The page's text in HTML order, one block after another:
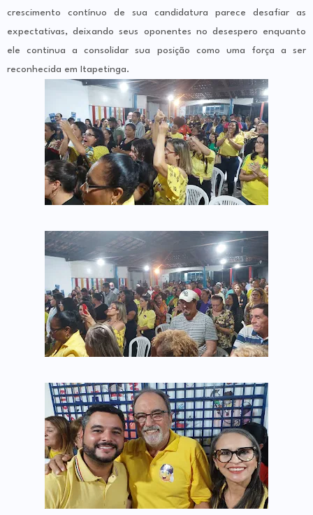
crescimento contínuo de sua candidatura parece desafiar as
expectativas, deixando seus oponentes no desespero enquanto
ele continua a consolidar sua posição como uma força a ser
reconhecida em Itapetinga.